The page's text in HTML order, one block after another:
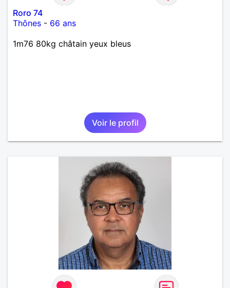
Roro 74
Thônes - 66 ans
1m76 80kg châtain yeux bleus
Voir le profil